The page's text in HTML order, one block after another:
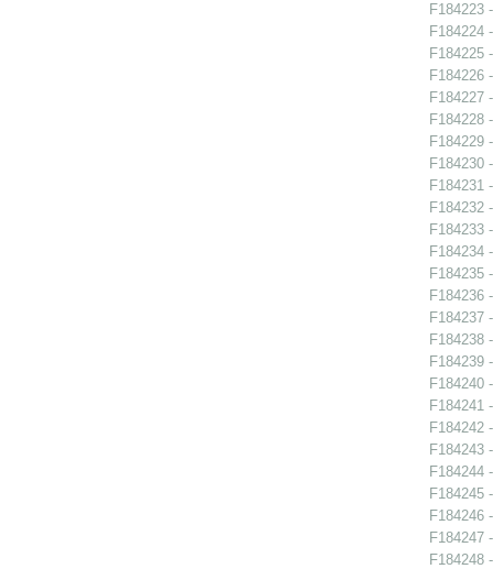
F184223
F184224
F184225
F184226
F184227
F184228
F184229
F184230
F184231
F184232
F184233
F184234
F184235
F184236
F184237
F184238
F184239
F184240
F184241
F184242
F184243
F184244
F184245
F184246
F184247
F184248